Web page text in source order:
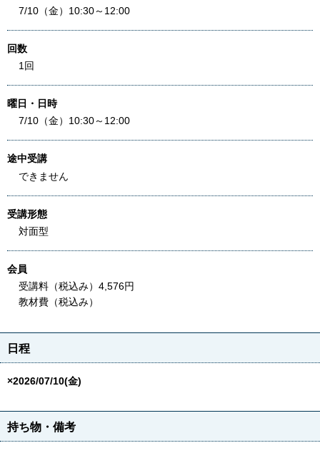
7/10（金）10:30～12:00
回数
1回
曜日・日時
7/10（金）10:30～12:00
途中受講
できません
受講形態
対面型
会員
受講料（税込み）4,576円
教材費（税込み）
日程
×2026/07/10(金)
持ち物・備考